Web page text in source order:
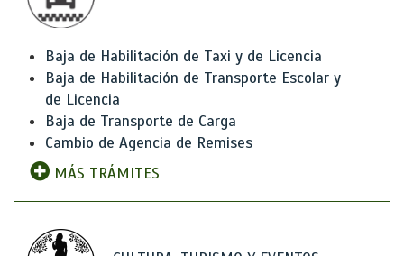
Baja de Habilitación de Taxi y de Licencia
Baja de Habilitación de Transporte Escolar y
de Licencia
Baja de Transporte de Carga
Cambio de Agencia de Remises
MÁS TRÁMITES